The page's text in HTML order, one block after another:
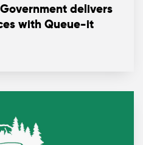
delivers
with Queue-it